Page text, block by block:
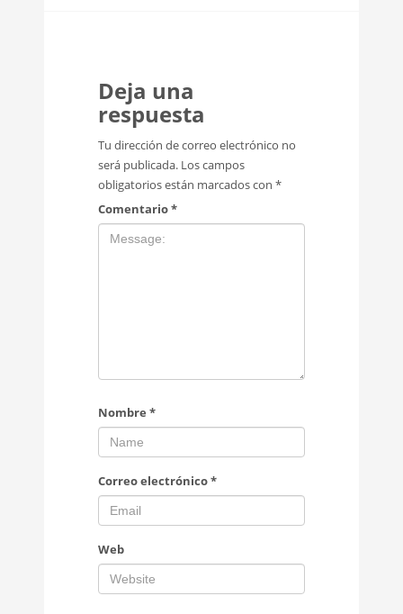
Deja una
respuesta
Tu dirección de correo electrónico no
será publicada. Los campos
obligatorios están marcados con *
Comentario*
Nombre *
Correo electrónico*
Web